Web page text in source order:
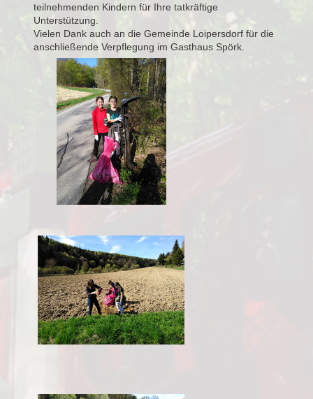
teilnehmenden Kindern für Ihre tatkräftige
Unterstützung.
Vielen Dank auch an die Gemeinde Loipersdorf für die
anschließende Verpflegung im Gasthaus Spörk.